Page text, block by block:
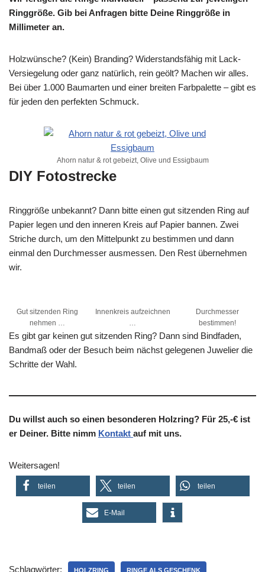
Ringgröße. Gib bei Anfragen bitte Deine Ringgröße in
Millimeter an.
Holzwünsche? (Kein) Branding? Widerstandsfähig mit Lack-
Versiegelung oder ganz natürlich, rein geölt? Machen wir alles.
Bei über 1.000 Baumarten und einer breiten Farbpalette – gibt es
für jeden den perfekten Schmuck.
Ahorn natur & rot gebeizt, Olive und Essigbaum
DIY Fotostrecke
Ringgröße unbekannt? Dann bitte einen gut sitzenden Ring auf
Papier legen und den inneren Kreis auf Papier bannen. Zwei
Striche durch, um den Mittelpunkt zu bestimmen und dann
einmal den Durchmesser ausmessen. Den Rest übernehmen
wir.
Gut sitzenden Ring
nehmen …
Innenkreis aufzeichnen
…
Durchmesser
bestimmen!
Es gibt gar keinen gut sitzenden Ring? Dann sind Bindfaden,
Bandmaß oder der Besuch beim nächst gelegenen Juwelier die
Schritte der Wahl.
Du willst auch so einen besonderen Holzring? Für 25,-€ ist
er Deiner. Bitte nimm Kontakt auf mit uns.
Weitersagen!
teilen teilen teilen
E-Mail
Schlagwörter: HOLZRING RINGE ALS GESCHENK